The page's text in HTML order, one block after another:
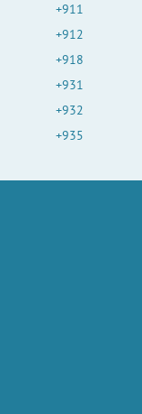
+911
+912
+918
+931
+932
+935